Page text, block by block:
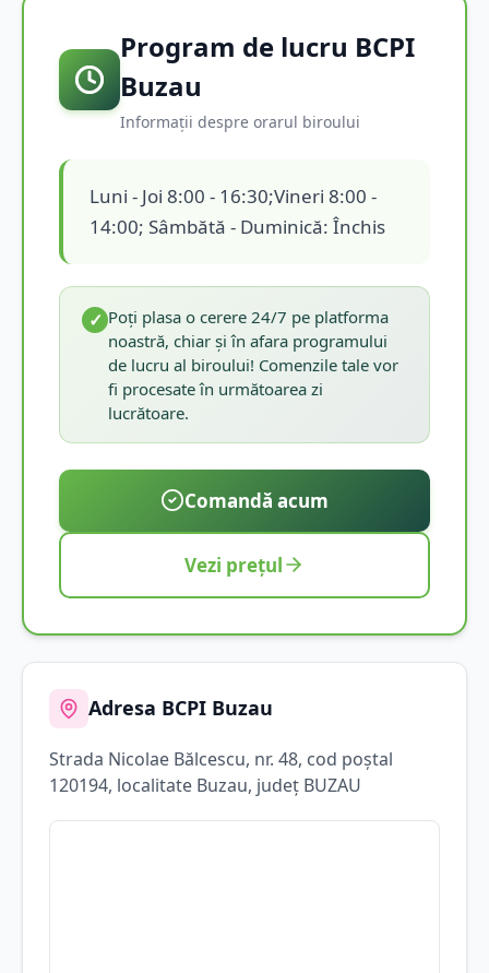
Program de lucru BCPI
Buzau
Informații despre orarul biroului
Luni - Joi 8:00 - 16:30;Vineri 8:00 -
14:00; Sâmbătă - Duminică: Închis
✓ Poți plasa o cerere 24/7 pe platforma
noastră, chiar și în afara programului
de lucru al biroului! Comenzile tale vor
fi procesate în următoarea zi
lucrătoare.
Comandă acum
Vezi prețul
Adresa BCPI Buzau
Strada Nicolae Bălcescu, nr. 48, cod poștal
120194, localitate Buzau, județ BUZAU